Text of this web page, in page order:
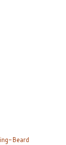
Beard